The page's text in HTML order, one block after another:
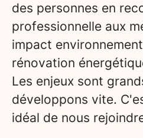
des personnes en
professionnelle aux
impact
rénovation
Les enjeux sont
développons vite.
idéal de nous